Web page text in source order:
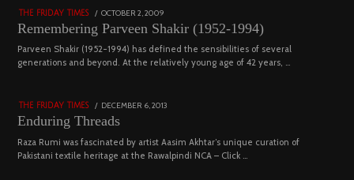
THE FRIDAY TIMES
POSTED
ON
OCTOBER 2, 2009
29,
2022
Remembering Parveen Shakir (1952-1994)
Parveen Shakir (1952-1994) has defined the sensibilities of several
generations and beyond. At the relatively young age of 42 years, …04
THE FRIDAY TIMES
POSTED
DECEMBER 6, 2013
Enduring Threads
Raza Rumi was fascinated by artist Aasim Akhtar’s unique curation of
Pakistani textile heritage at the Rawalpindi NCA – Click …